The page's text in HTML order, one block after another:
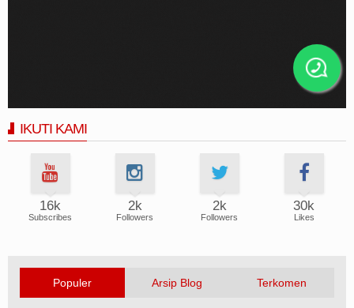
IKUTI KAMI
16k
Subscribes
2k
Followers
2k
Followers
30k
Likes
Populer Arsip Blog Terkomen